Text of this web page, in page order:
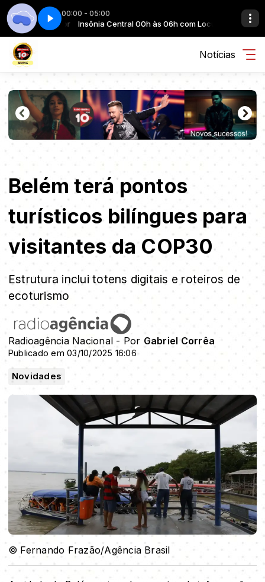
00:00 - 05:00
com Locutor Insônia Central 00h às 06h com Locutor
Insônia - Parte 05
Notícias
Belém terá pontos
turísticos bilíngues para
visitantes da COP30
Estrutura inclui totens digitais e roteiros de
ecoturismo
Radioagência Nacional - Por Gabriel Corrêa
Publicado em 03/10/2025 16:06
Novidades
© Fernando Frazão/Agência Brasil